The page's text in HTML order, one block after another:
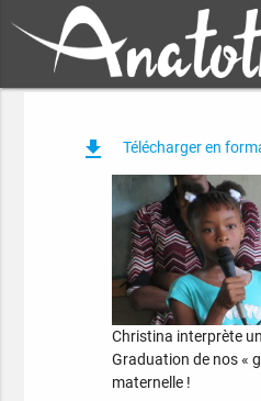
file_download Télécharger en
Christina interprète
Graduation de nos «
maternelle !